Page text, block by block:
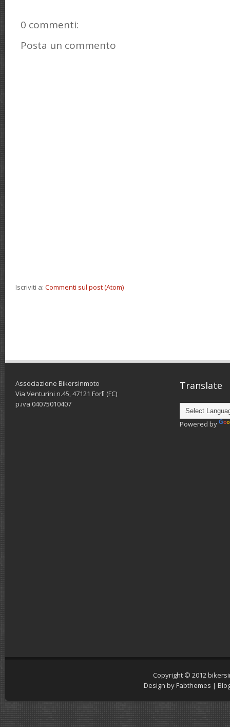
0 commenti:
Posta un commento
Iscriviti a: Commenti sul post (Atom)
Associazione Bikersinmoto
Via Venturini n.45, 47121 Forlì (FC)
p.iva 04075010407
Translate
Powered by
Copyright © 2012
Design byFabthemes |